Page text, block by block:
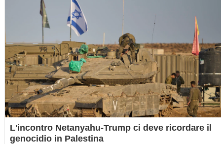
L'incontro Netanyahu-Trump ci deve ricordare il
genocidio in Palestina